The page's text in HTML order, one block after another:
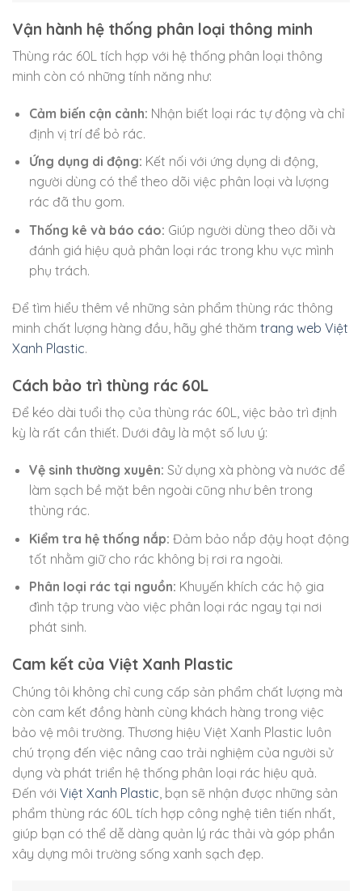
Vận hành hệ thống phân loại thông minh
Thùng rác 60L tích hợp với hệ thống phân loại thông
minh còn có những tính năng như:
Cảm biến cận cảnh: Nhận biết loại rác tự động và chỉ
định vị trí để bỏ rác.
Ứng dụng di động: Kết nối với ứng dụng di động,
người dùng có thể theo dõi việc phân loại và lượng
rác đã thu gom.
Thống kê và báo cáo: Giúp người dùng theo dõi và
đánh giá hiệu quả phân loại rác trong khu vực mình
phụ trách.
Để tìm hiểu thêm về những sản phẩm thùng rác thông
minh chất lượng hàng đầu, hãy ghé thăm trang web Việt
Xanh Plastic.
Cách bảo trì thùng rác 60L
Để kéo dài tuổi thọ của thùng rác 60L, việc bảo trì định
kỳ là rất cần thiết. Dưới đây là một số lưu ý:
Vệ sinh thường xuyên: Sử dụng xà phòng và nước để
làm sạch bề mặt bên ngoài cũng như bên trong
thùng rác.
Kiểm tra hệ thống nắp: Đảm bảo nắp đậy hoạt động
tốt nhằm giữ cho rác không bị rơi ra ngoài.
Phân loại rác tại nguồn: Khuyến khích các hộ gia
đình tập trung vào việc phân loại rác ngay tại nơi
phát sinh.
Cam kết của Việt Xanh Plastic
Chúng tôi không chỉ cung cấp sản phẩm chất lượng mà
còn cam kết đồng hành cùng khách hàng trong việc
bảo vệ môi trường. Thương hiệu Việt Xanh Plastic luôn
chú trọng đến việc nâng cao trải nghiệm của người sử
dụng và phát triển hệ thống phân loại rác hiệu quả.
Đến với Việt Xanh Plastic , bạn sẽ nhận được những sản
phẩm thùng rác 60L tích hợp công nghệ tiên tiến nhất,
giúp bạn có thể dễ dàng quản lý rác thải và góp phần
xây dựng môi trường sống xanh sạch đẹp.